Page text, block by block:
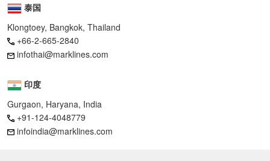
泰国
Klongtoey, Bangkok, Thailand
+66-2-665-2840
infothai@marklines.com
印度
Gurgaon, Haryana, India
+91-124-4048779
infoindia@marklines.com